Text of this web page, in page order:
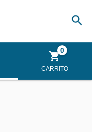
CARRITO
0